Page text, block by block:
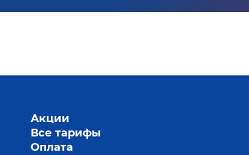
Акции
Все тарифы
Оплата